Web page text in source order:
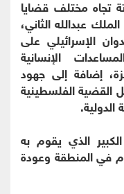
تجاه مختلف قضايا
عبدالله الثاني،
الإسرائيلي على
الإنسانية
إضافة إلى جهود
القضية الفلسطينية
الذي يقوم به
في المنطقة وعودة